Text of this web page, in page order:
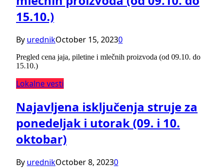
15.10.)
By urednikOctober 15, 20230
Pregled cena jaja, piletine i mlečnih proizvoda (od 09.10. do
15.10.)
Lokalne vesti
Najavljena isključenja struje za
ponedeljak i utorak (09. i 10.
oktobar)
By urednikOctober 8, 20230